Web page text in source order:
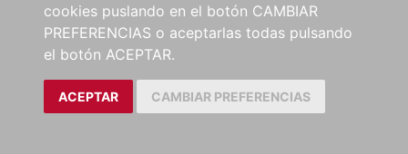
cookies puslando en el botón CAMBIAR
PREFERENCIAS o aceptarlas todas pulsando
el botón ACEPTAR.
ACEPTAR CAMBIAR PREFERENCIAS